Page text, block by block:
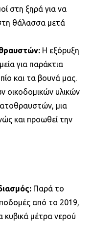
στη ξηρά για να
θάλασσα μετά
Η εξόρυξη
για παράκτια
και τα βουνά μας.
οικοδομικών υλικών
μια
και προωθεί την
Παρά το
από το 2019,
κυβικά μέτρα νερού